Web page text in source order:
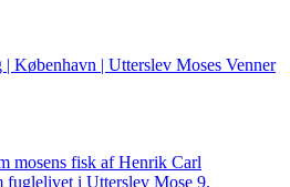
mosens fisk af Henrik Carl
fuglelivet i Utterslev Mose 9.